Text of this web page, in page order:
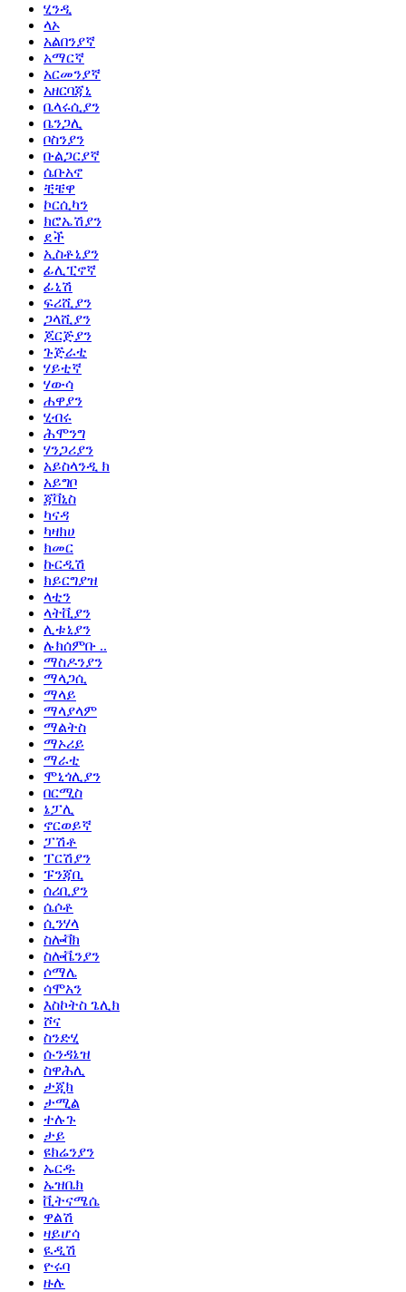
ሂንዲ
ላኦ
አልበንያኛ
አማርኛ
አርመንያኛ
አዘርባጃኒ
ቤላሩሲያን
ቤንጋሊ
ቦስንያን
ቡልጋርያኛ
ሴቡአኖ
ቺቼዋ
ኮርሲካን
ክሮኤሽያን
ደች
ኢስቶኒያን
ፊሊፒኖኛ
ፊኒሽ
ፍሪሺያን
ጋላሺያን
ጆርጅያን
ጉጅራቲ
ሃይቲኛ
ሃውሳ
ሐዋያን
ሂብሩ
ሕሞንግ
ሃንጋሪያን
አይስላንዲ ክ
አይግቦ
ጃቫኒስ
ካናዳ
ካዛክሀ
ክመር
ኩርዲሽ
ክይርግያዝ
ላቲን
ላትቪያን
ሊቱኒያን
ሉክሰምቡ ..
ማስዶንያን
ማላጋሲ
ማላይ
ማላያላም
ማልትስ
ማኦሪይ
ማራቲ
ሞኒጎሊያን
በርሚስ
ኔፓሊ
ኖርወይኛ
ፓሽቶ
ፐርሽያን
ፑንጃቢ
ሰሪቢያን
ሴሶቶ
ሲንሃላ
ስሎቫክ
ስሎቬንያን
ሶማሌ
ሳሞአን
እስኮትስ ጌሊክ
ሾና
ስንድሂ
ሱንዳኔዝ
ስዋሕሊ
ታጂክ
ታሚል
ተሉጉ
ታይ
ዩክሬንያን
ኡርዱ
ኡዝቤክ
ቪትናሜሴ
ዋልሽ
ዛይሆሳ
ዪዲሽ
ዮሩባ
ዙሉ